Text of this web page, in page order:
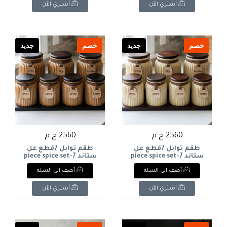
أشتري الآن أشتري الآن
خصم جديد
2560 ج.م
طقم توابل 7قطع عل
ستاند 7-piece spice set
on a stand
أضف الى السلة
أشتري الآن
خصم جديد
2560 ج.م
طقم توابل 7قطع عل
ستاند 7-piece spice set
on a stand
أضف الى السلة
أشتري الآن